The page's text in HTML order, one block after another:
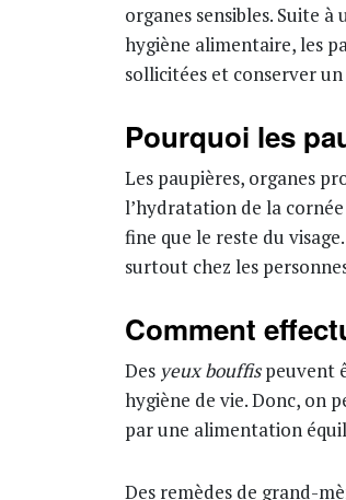
organes sensibles. Suite
hygiène alimentaire, les
sollicitées et conserver
Pourquoi les
Les paupières, organes
l’hydratation de la
fine que le reste du
surtout chez les
Comment
Des yeux bouffispeuvent
hygiène de vie. Donc, on
par une alimentation
Des remèdes de grand-